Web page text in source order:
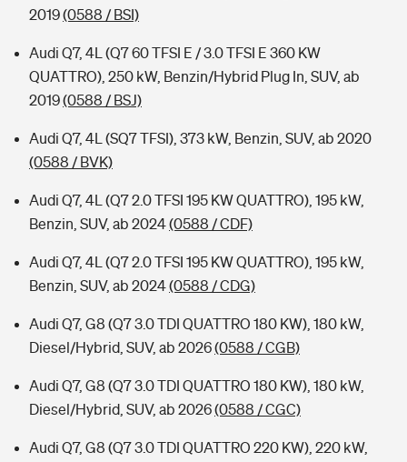
2019(0588 / BSI)
Audi Q7, 4L (Q7 60 TFSI E / 3.0 TFSI E 360 KW
QUATTRO), 250 kW, Benzin/Hybrid Plug In, SUV, ab
2019(0588 / BSJ)
Audi Q7, 4L (SQ7 TFSI), 373 kW, Benzin, SUV, ab 2020
(0588 / BVK)
Audi Q7, 4L (Q7 2.0 TFSI 195 KW QUATTRO), 195 kW,
Benzin, SUV, ab 2024(0588 / CDF)
Audi Q7, 4L (Q7 2.0 TFSI 195 KW QUATTRO), 195 kW,
Benzin, SUV, ab 2024(0588 / CDG)
Audi Q7, G8 (Q7 3.0 TDI QUATTRO 180 KW), 180 kW,
Diesel/Hybrid, SUV, ab 2026(0588 / CGB)
Audi Q7, G8 (Q7 3.0 TDI QUATTRO 180 KW), 180 kW,
Diesel/Hybrid, SUV, ab 2026(0588 / CGC)
Audi Q7, G8 (Q7 3.0 TDI QUATTRO 220 KW), 220 kW,